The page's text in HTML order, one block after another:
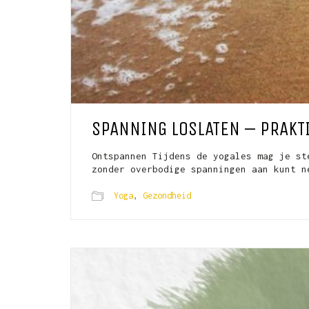
SPANNING LOSLATEN –
Ontspannen Tijdens de yogales mag je
zonder overbodige spanningen aan kunt
Yoga, Gezondheid